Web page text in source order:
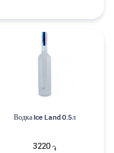
Водка Ice Land 0.5л
3220 ֏